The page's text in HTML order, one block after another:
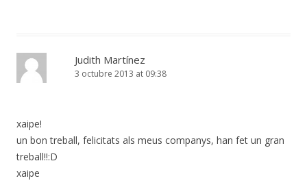
Judith Martínez
3 octubre 2013 at 09:38
xaipe!
un bon treball, felicitats als meus companys, han fet un gran
treball!!:D
xaipe